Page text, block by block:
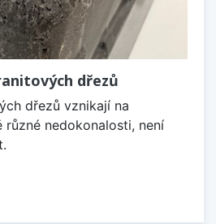
dřezů
dřezů vznikají na
různé nedokonalosti, není